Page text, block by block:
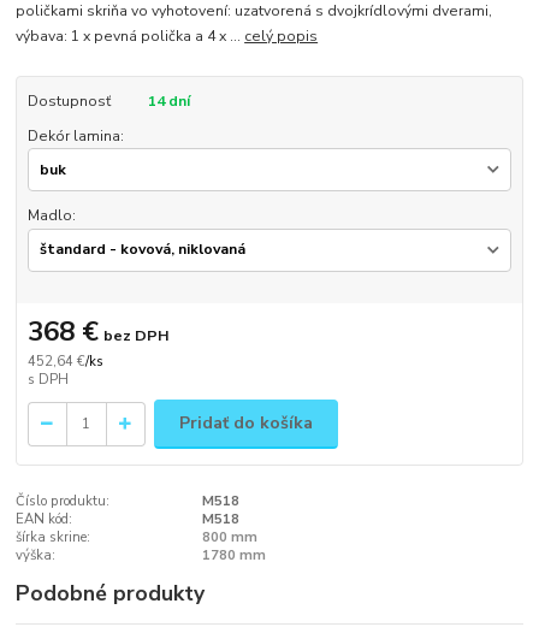
poličkami skriňa vo vyhotovení: uzatvorená s dvojkrídlovými dverami,
výbava: 1 x pevná polička a 4 x ... celý popis
Dostupnosť
14 dní
Dekór lamina:
Madlo:
452,64 €/ks
368 € bez DPH
Pridať do košíka
Číslo produktu:
M518
EAN kód:
M518
šírka skrine:
800 mm
výška:
1780 mm
Podobné produkty